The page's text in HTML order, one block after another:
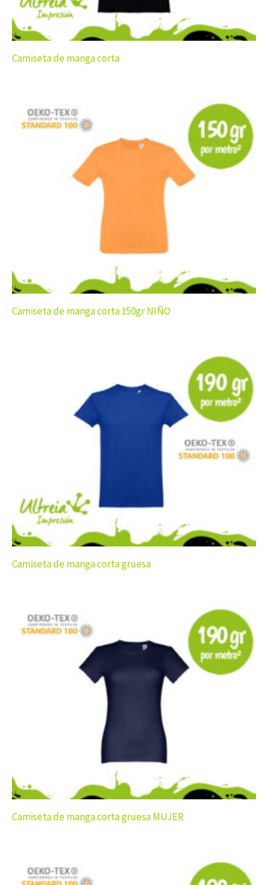
Camiseta de manga corta
Camiseta de manga corta 150gr NIÑO
Camiseta de manga corta gruesa
Camiseta de manga corta gruesa MUJER